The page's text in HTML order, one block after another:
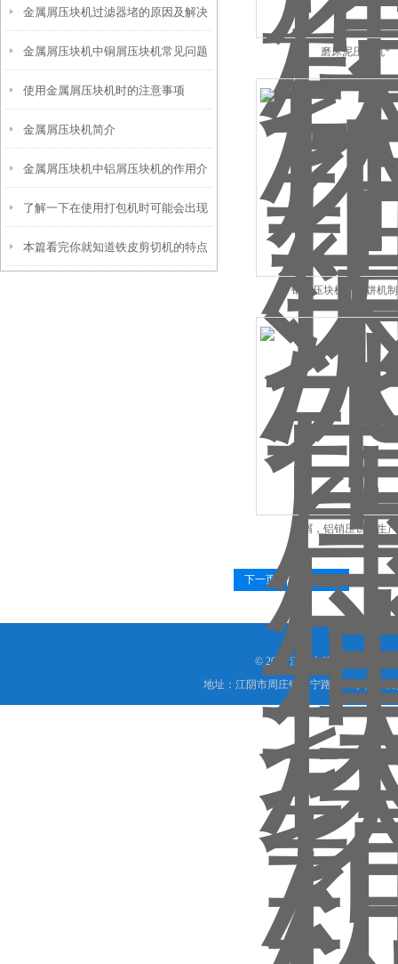
金属屑压块机过滤器堵的原因及解决
方法
金属屑压块机中铜屑压块机常见问题
及解决方法分享
使用金属屑压块机时的注意事项
金属屑压块机简介
金属屑压块机中铝屑压块机的作用介
绍
了解一下在使用打包机时可能会出现
的故障及处理方法
本篇看完你就知道铁皮剪切机的特点
磨床泥压块机*
铜米压块机，屑饼机
铝屑，铝销压饼机生
下一页
© 2018 江阴市德尚环保科技
地址：江阴市周庄镇长宁路18-1号 技术